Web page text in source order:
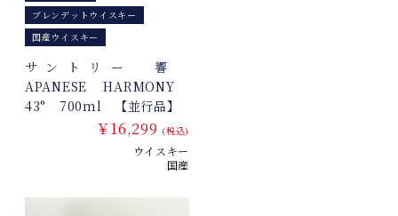
ブレンデットウイスキー
国産ウイスキー
サントリー 響
APANESE HARMONY
43° 700ml 【並行品】
￥16,299 (税込)
ウイスキー
国産